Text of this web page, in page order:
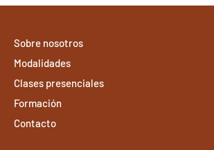
Sobre nosotros
Modalidades
Clases presenciales
Formación
Contacto